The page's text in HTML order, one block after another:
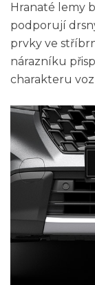
Hranaté lemy
podporují
prvky ve
nárazníku
charakteru